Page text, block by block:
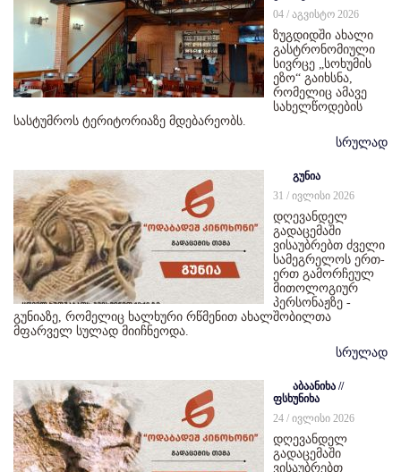
04 / აგვისტო 2026
ზუგდიდში ახალი
გასტრონომიული
სივრცე „სოხუმის
ეზო“ გაიხსნა,
რომელიც ამავე
სახელწოდების
სასტუმროს ტერიტორიაზე მდებარეობს.
სრულად
გუნია
31 / ივლისი 2026
დღევანდელ
გადაცემაში
ვისაუბრებთ ძველი
სამეგრელოს ერთ-
ერთ გამორჩეულ
მითოლოგიურ
პერსონაჟზე -
გუნიაზე, რომელიც ხალხური რწმენით ახალშობილთა
მფარველ სულად მიიჩნეოდა.
სრულად
აბაანიხა //
ფსხუნიხა
24 / ივლისი 2026
დღევანდელ
გადაცემაში
ვისაუბრებთ